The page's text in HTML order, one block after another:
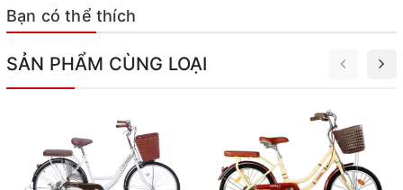
Bạn có thể thích
SẢN PHẨM CÙNG LOẠI